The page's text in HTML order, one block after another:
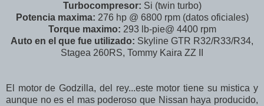
Turbocompresor: Si (twin turbo)
Potencia maxima: 276 hp @ 6800 rpm (datos oficiales)
Torque maximo: 293 lb-pie@ 4400 rpm
Auto en el que fue utilizado: Skyline GTR R32/R33/R34,
Stagea 260RS, Tommy Kaira ZZ II
El motor de Godzilla, del rey...este motor tiene su mistica y
aunque no es el mas poderoso que Nissan haya producido,